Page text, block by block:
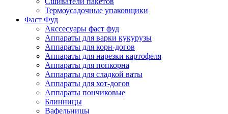
Термоусадочные упаковщики
Фаст Фуд
Акссесуары фаст фуд
Аппараты для варки кукурузы
Аппараты для корн-догов
Аппараты для нарезки картофеля
Аппараты для попкорна
Аппараты для сладкой ваты
Аппараты для хот-догов
Аппараты пончиковые
Блинницы
Вафельницы